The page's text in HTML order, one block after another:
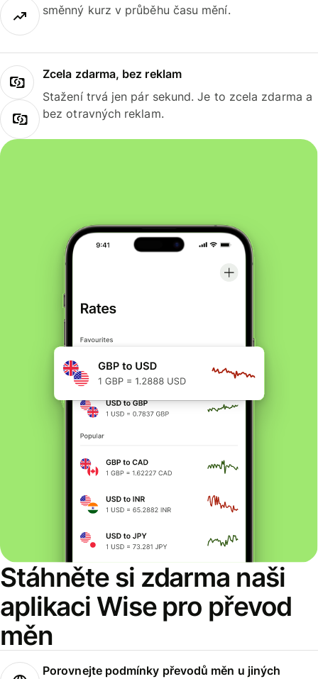
směnný kurz v průběhu času mění.
Zcela zdarma, bez reklam
Stažení trvá jen pár sekund. Je to zcela zdarma a
bez otravných reklam.
Stáhněte si zdarma naši
aplikaci Wise pro převod
měn
Porovnejte podmínky převodů měn u jiných